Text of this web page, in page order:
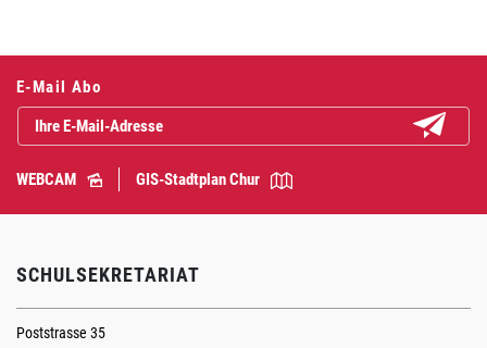
Fusszeile
E-Mail Abo
WEBCAM GIS-Stadtplan Chur
SCHULSEKRETARIAT
Poststrasse 35